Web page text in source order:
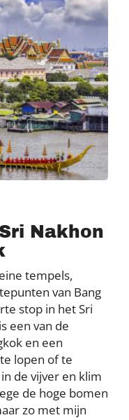
Nakhon
tempels,
van Bang
stop in het Sri
een van de
en een
lopen of te
de vijver en klim
de hoge bomen
zo met mijn